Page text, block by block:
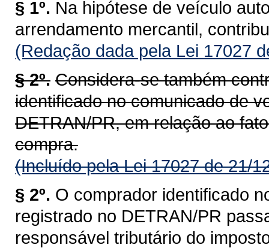
§ 1º. Na hipótese de veículo
arrendamento mercantil,
(Redação dada pela Lei 17027
§ 2º. Considera-se também
identificado no comunicado de
DETRAN/PR, em relação ao
compra.
(Incluído pela Lei 17027 de 21/
§ 2º. O comprador identificado
registrado no DETRAN/PR
responsável tributário do